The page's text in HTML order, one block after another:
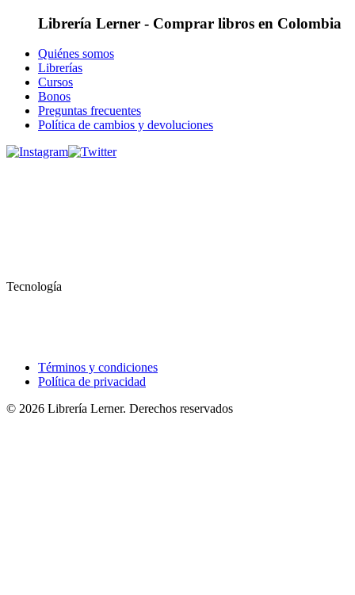
Librería Lerner - Comprar libros en Colombia
Quiénes somos
Librerías
Cursos
Bonos
Preguntas frecuentes
Política de cambios y devoluciones
Tecnología
Términos y condiciones
Política de privacidad
© 2026 Librería Lerner. Derechos reservados